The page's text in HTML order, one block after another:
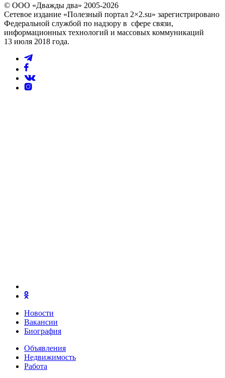
© ООО «Дважды два» 2005-2026
Сетевое издание «Полезный портал 2×2.su» зарегистрировано
Федеральной службой по надзору в сфере связи,
информационных технологий и массовых коммуникаций
13 июля 2018 года.
Новости
Вакансии
Биография
Объявления
Недвижимость
Работа